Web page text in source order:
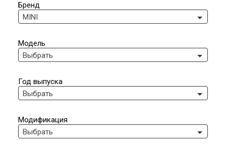
Бренд
MINI
Модель
Выбрать
Год выпуска
Выбрать
Модификация
Выбрать